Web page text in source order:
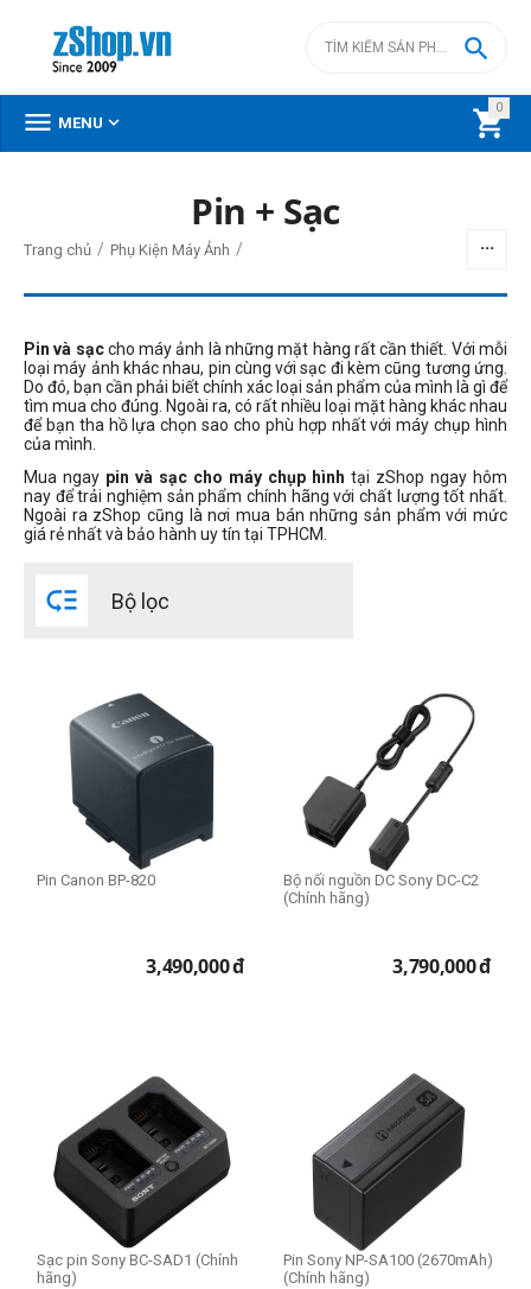
0


 MENU 
Menu
BỘ LỌC
Giá
0đ
1000 mAh - 2000 mAh
Thương hiệu
Canon
Kingma
Nikon
OEM
RAVPower
Pin sạc dùng cho
Dùng cho Sony
Dùng cho Canon
Dùng cho Fujifilm
Dùng cho Nikon
Dùng cho Ricoh
Pin + Sạc
Trang chủ / Phụ Kiện Máy Ảnh /
Pin và sạccho máy ảnh là những mặt hàng rất cần thiết. Với mỗi
loại máy ảnh khác nhau, pin cùng với sạc đi kèm cũng tương ứng.
Do đó, bạn cần phải biết chính xác loại sản phẩm của mình là gì để
tìm mua cho đúng. Ngoài ra, có rất nhiều loại mặt hàng khác nhau
để bạn tha hồ lựa chọn sao cho phù hợp nhất với máy chụp hình
của mình.
Mua ngay pin và sạc cho máy chụp hình tại zShop ngay hôm
nay để trải nghiệm sản phẩm chính hãng với chất lượng tốt nhất.
Ngoài ra zShop cũng là nơi mua bán những sản phẩm với mức
giá rẻ nhất và bảo hành uy tín tại TPHCM.
 Bộ lọc
Pin Canon BP-820
3,490,000đ
Bộ nối nguồn DC Sony DC-C2
(Chính hãng)
3,790,000đ
Sạc pin Sony BC-SAD1 (Chính
hãng)
Pin Sony NP-SA100 (2670mAh)
(Chính hãng)